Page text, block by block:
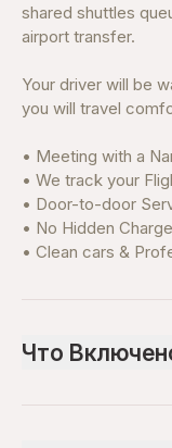
shared shuttles
airport transfer.
Your driver will be
you will travel
• Meeting with a
• We track your
• Door-to-door
• No Hidden
• Clean cars &
Что